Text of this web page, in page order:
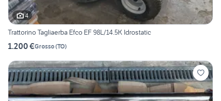
4
Trattorino Tagliaerba Efco EF 98L/14.5K Idrostatic
1.200 €Grosso(TO)